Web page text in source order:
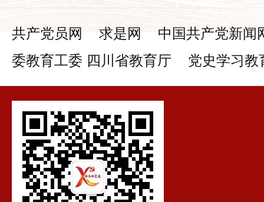
共产党员网 求是网
中国共产党新闻
委教育工委 四川省教育厅
党史学习教